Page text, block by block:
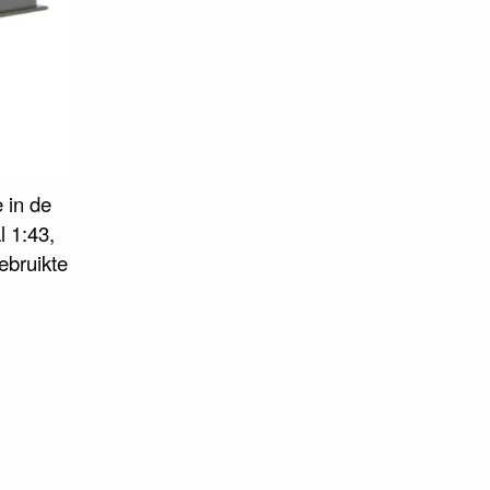
in de
1:43,